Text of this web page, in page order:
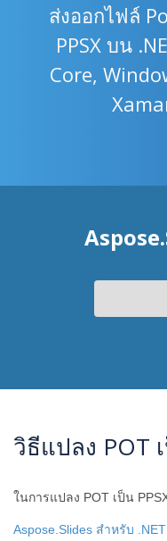
ส่งออกไฟล์
PPSX บน
Core,
วิธีแปลง POT
ในการแปลง POT เป็น
Aspose.Slides สำหรับ .NET